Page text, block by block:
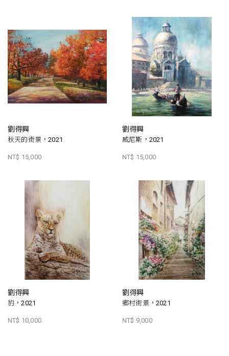
劉得興
秋天的街景，2021
NT$ 15,000
劉得興
威尼斯，2021
NT$ 15,000
劉得興
豹，2021
NT$ 10,000
劉得興
鄉村街景，2021
NT$ 9,000